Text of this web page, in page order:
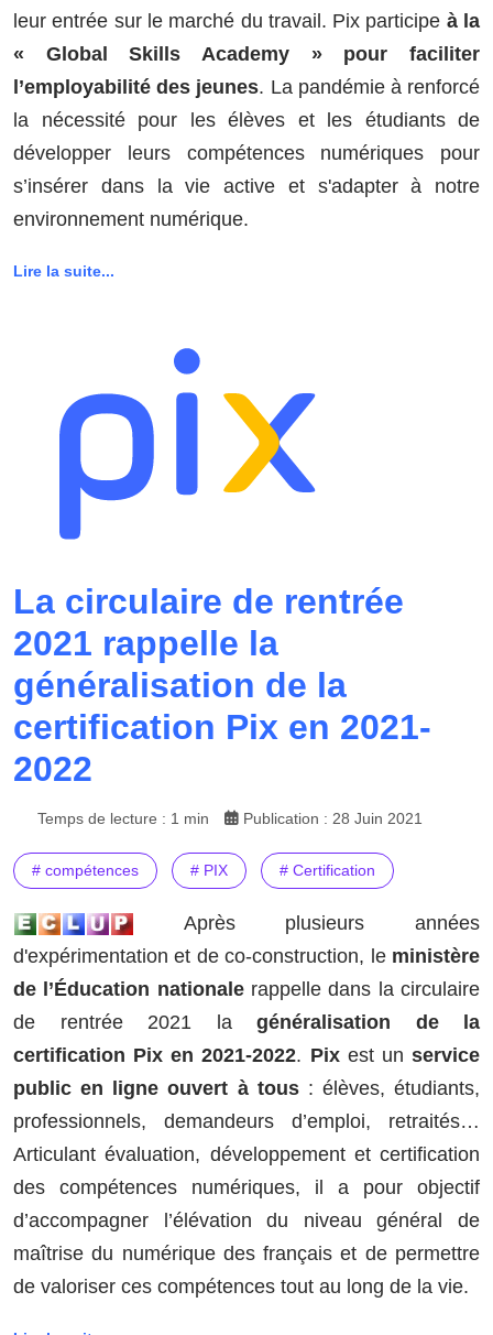
leur entrée sur le marché du travail. Pix participe à la
« Global Skills Academy » pour faciliter
l’employabilité des jeunes. La pandémie à renforcé
la nécessité pour les élèves et les étudiants de
développer leurs compétences numériques pour
s’insérer dans la vie active et s'adapter à notre
environnement numérique.
Lire la suite...
La circulaire de rentrée
2021 rappelle la
généralisation de la
certification Pix en 2021-
2022
Temps de lecture : 1 min Publication : 28 Juin 2021
# compétences # PIX # Certification
Après plusieurs années
d'expérimentation et de co-construction, leministère
de l’Éducation nationalerappelle dans la circulaire
de rentrée 2021 la généralisation de la
certification Pix en 2021-2022. Pixest unservice
public en ligne ouvert à tous: élèves, étudiants,
professionnels, demandeurs d’emploi, retraités…
Articulant évaluation, développement et certification
des compétences numériques, il a pour objectif
d’accompagner l’élévation du niveau général de
maîtrise du numérique des français et de permettre
de valoriser ces compétences tout au long de la vie.